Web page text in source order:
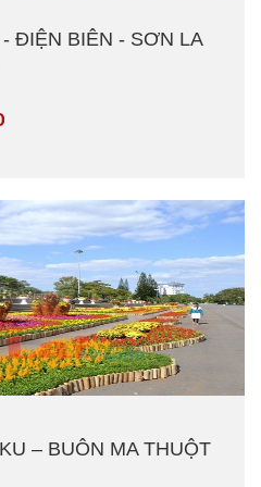
ĐIỆN BIÊN - SƠN LA
– BUÔN MA THUỘT